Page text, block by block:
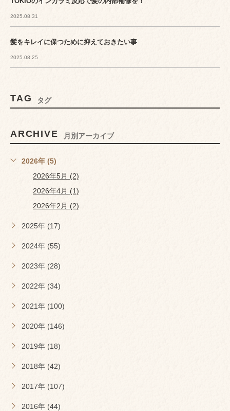
2025.08.31
髪をキレイに保つために抑えておきたい事
2025.08.25
TAG タグ
ARCHIVE 月別アーカイブ
2026年 (5)
2026年5月 (2)
2026年4月 (1)
2026年2月 (2)
2025年 (17)
2024年 (55)
2023年 (28)
2022年 (34)
2021年 (100)
2020年 (146)
2019年 (18)
2018年 (42)
2017年 (107)
2016年 (44)